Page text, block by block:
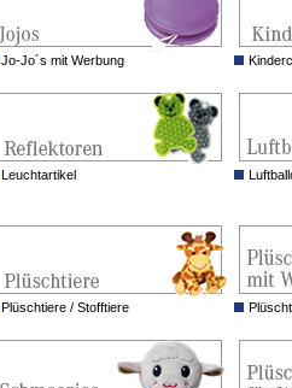
Jo-Jo´s mit Werbung
Leuchtartikel
Plüschtiere / Stofftiere